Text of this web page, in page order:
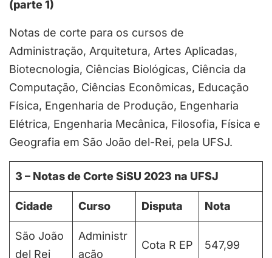
(parte 1)
Notas de corte para os cursos de
Administração, Arquitetura, Artes Aplicadas,
Biotecnologia, Ciências Biológicas, Ciência da
Computação, Ciências Econômicas, Educação
Física, Engenharia de Produção, Engenharia
Elétrica, Engenharia Mecânica, Filosofia, Física e
Geografia em São João del-Rei, pela UFSJ.
3 – Notas de Corte SiSU 2023 na UFSJ
Cidade Curso Disputa Nota
São João
del Rei
Administr
ação
Cota R EP 547,99